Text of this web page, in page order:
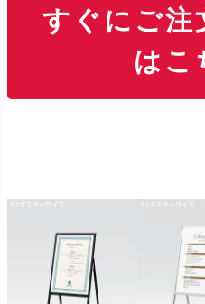
すぐにご注
はこ